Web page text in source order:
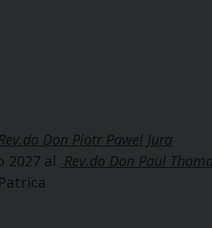
Don Piotr Pawel Jura
2027 al Rev.do Don Paul